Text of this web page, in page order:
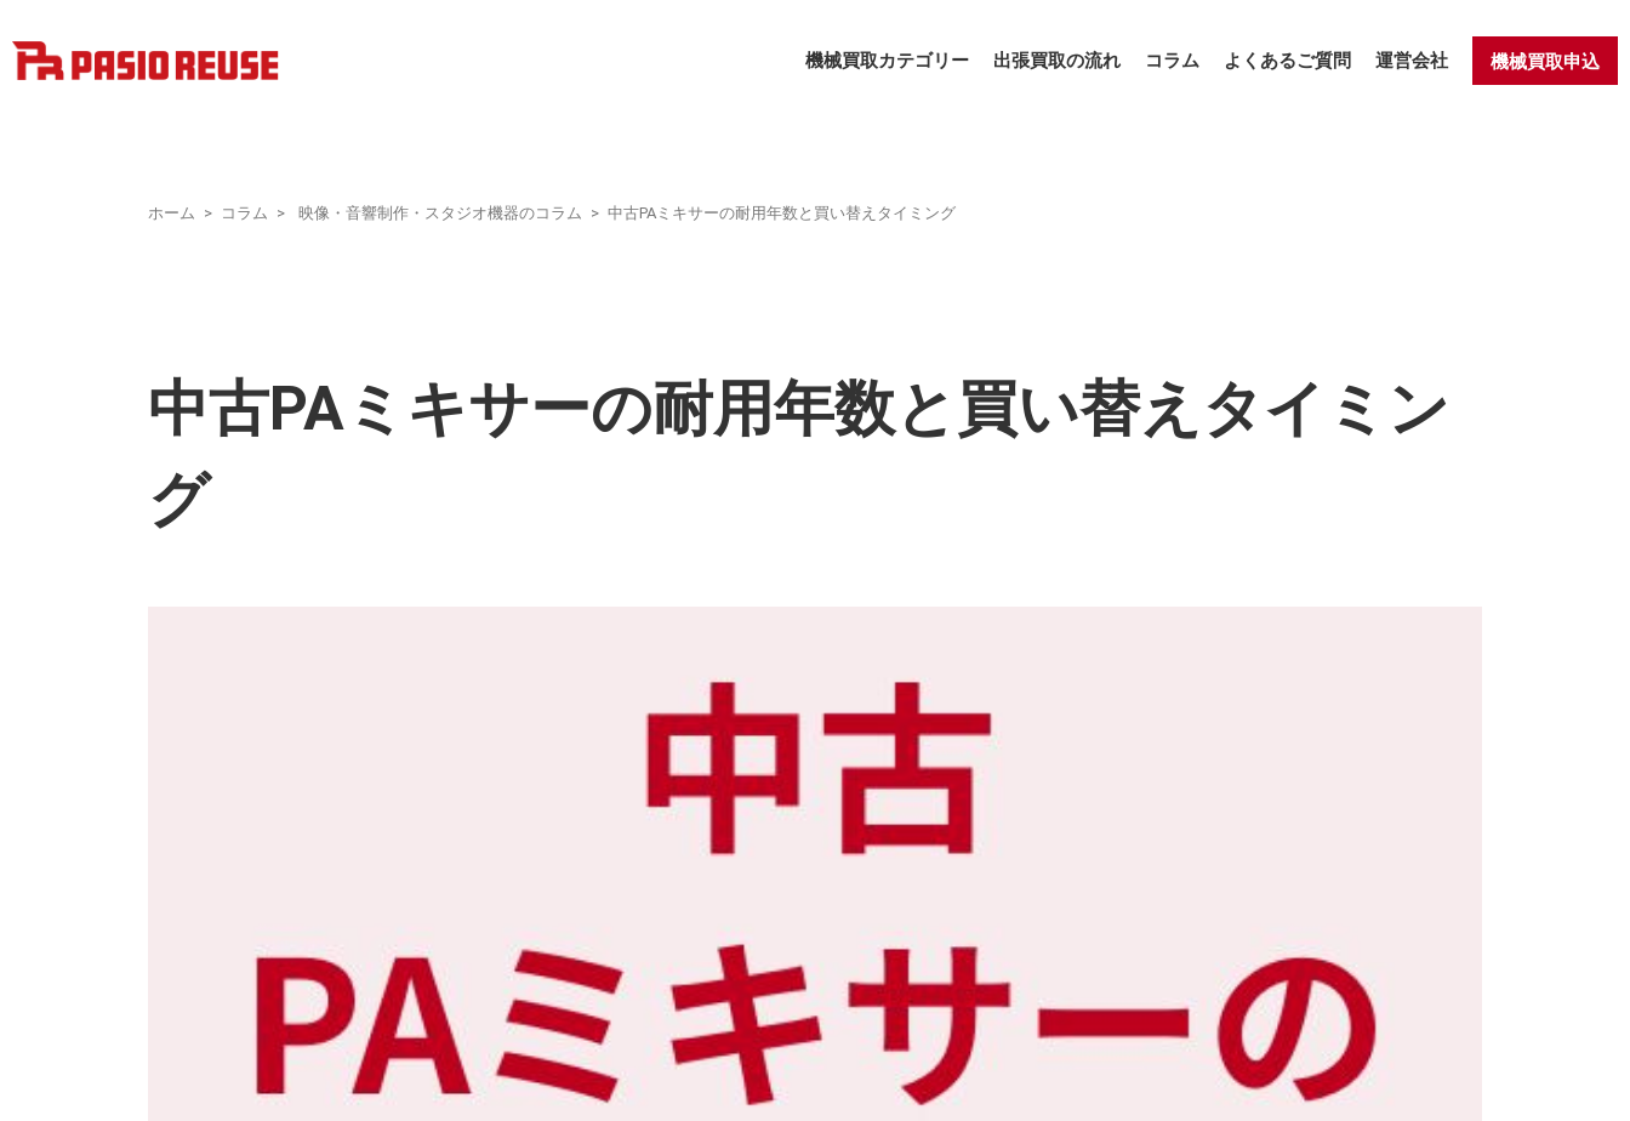
機械買取カテゴリー 出張買取の流れ コラム よくあるご質問 運営会社 機械買取申込
ホーム コラム 映像・音響制作・スタジオ機器のコラム 中古PAミキサーの耐用年数と買い替えタイミング
中古PAミキサーの耐用年数と買い替えタイミン
グ